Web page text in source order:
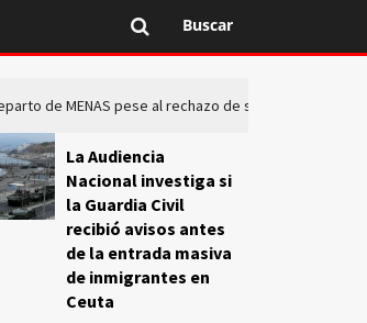
Buscar
de MENAS pese al rechazo de sus comunidades
La Audiencia
Nacional investiga si
la Guardia Civil
recibió avisos antes
de la entrada masiva
de inmigrantes en
Ceuta